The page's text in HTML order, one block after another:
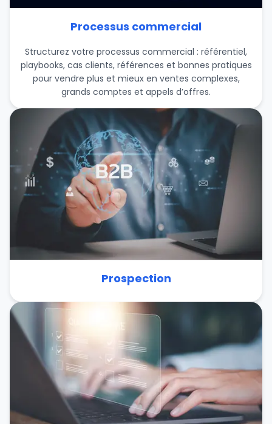
Processus commercial
Structurez votre processus commercial : référentiel,
playbooks, cas clients, références et bonnes pratiques
pour vendre plus et mieux en ventes complexes,
grands comptes et appels d’offres.
Prospection